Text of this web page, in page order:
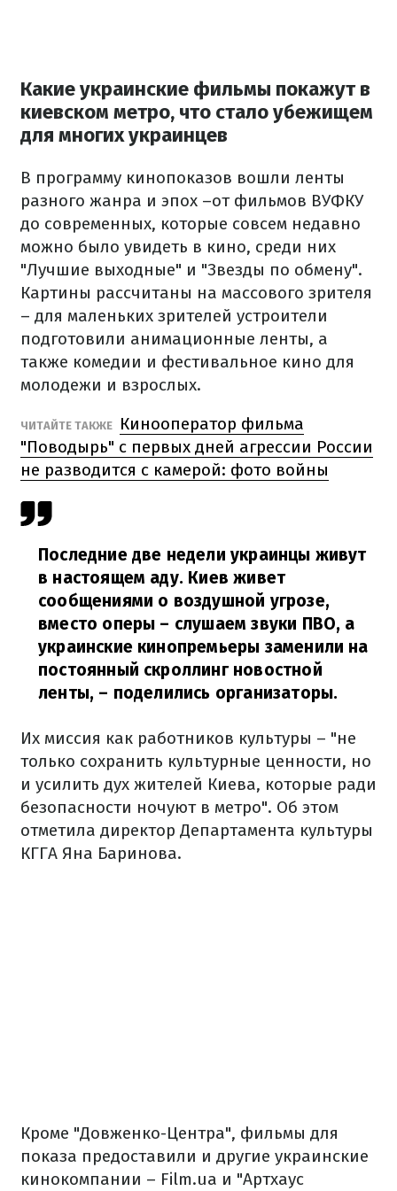
Какие украинские фильмы покажут в
киевском метро, ​​что стало убежищем
для многих украинцев
В программу кинопоказов вошли ленты
разного жанра и эпох –от фильмов ВУФКУ
до современных, которые совсем недавно
можно было увидеть в кино, среди них
"Лучшие выходные" и "Звезды по обмену".
Картины рассчитаны на массового зрителя
– для маленьких зрителей устроители
подготовили анимационные ленты, а
также комедии и фестивальное кино для
молодежи и взрослых.
ЧИТАЙТЕ ТАКЖЕ
Кинооператор фильма
"Поводырь" с первых дней агрессии России
не разводится с камерой: фото войны
Последние две недели украинцы живут
в настоящем аду. Киев живет
сообщениями о воздушной угрозе,
вместо оперы – слушаем звуки ПВО, а
украинские кинопремьеры заменили на
постоянный скроллинг новостной
ленты, – поделились организаторы.
Их миссия как работников культуры – "не
только сохранить культурные ценности, но
и усилить дух жителей Киева, которые ради
безопасности ночуют в метро". Об этом
отметила директор Департамента культуры
КГГА Яна Баринова.
Кроме "Довженко-Центра", фильмы для
показа предоставили и другие украинские
кинокомпании – Film.ua и "Артхаус